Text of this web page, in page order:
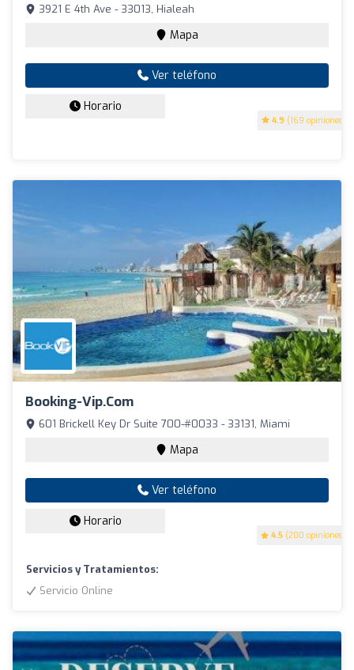
4.9 (169 opiniones)
3921 E 4th Ave - 33013, Hialeah
Mapa
Ver teléfono
Horario
Booking-Vip.com
4.5 (200 opiniones)
601 Brickell Key Dr Suite 700-#0033 - 33131, Miami
Mapa
Ver teléfono
Horario
Servicios y Tratamientos:
Servicio Online